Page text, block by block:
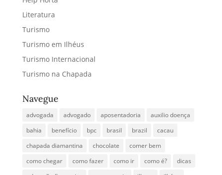
Literatura
Turismo
Turismo em Ilhéus
Turismo Internacional
Turismo na Chapada
Navegue
advogada advogado aposentadoria
auxilio doença
bahia
benefício bpc brasil brazil
cacau
chapada diamantina
chocolate
comer bem
como chegar
como fazer como ir como é?
dicas